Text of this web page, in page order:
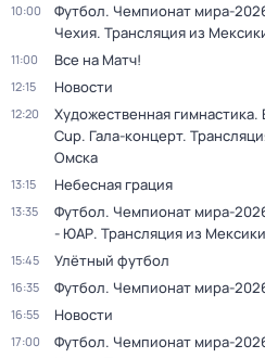
10:00
Футбол. Чемпионат мира-
Чехия. Трансляция из
11:00 Все на Матч!
12:15 Новости
12:20
Художественная гимнастика.
Cup. Гала-концерт.
Омска
13:15 Небесная грация
13:35
Футбол. Чемпионат мира-
- ЮАР. Трансляция из Мексики
15:45 Улётный футбол
16:35 Футбол. Чемпионат мира-
16:55 Новости
17:00
Футбол. Чемпионат мира-